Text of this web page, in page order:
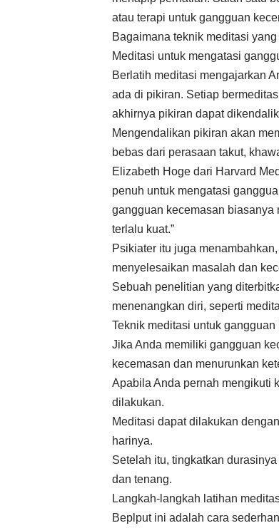
atau terapi untuk gangguan
Bagaimana teknik meditasi
Meditasi untuk mengatasi
Berlatih meditasi mengajarkan
ada di pikiran. Setiap
akhirnya pikiran dapat
Mengendalikan pikiran akan
bebas dari perasaan takut,
Elizabeth Hoge dari Harvard
penuh untuk mengatasi
gangguan kecemasan
terlalu kuat.”
Psikiater itu juga
menyelesaikan masalah dan
Sebuah penelitian yang
menenangkan diri, seperti
Teknik meditasi untuk gangguan
Jika Anda memiliki gangguan
kecemasan dan menurunkan
Apabila Anda pernah mengikuti
dilakukan.
Meditasi dapat dilakukan
harinya.
Setelah itu, tingkatkan
dan tenang.
Langkah-langkah latihan
Beplput ini adalah cara